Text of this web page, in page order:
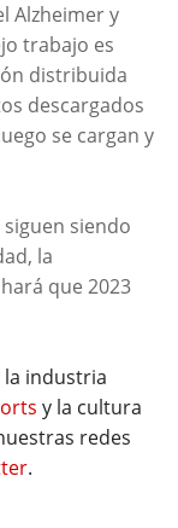
Alzheimer y
trabajo es
distribuida
descargados
se cargan y
siendo
la
que 2023
la industria
y la cultura
redes
.